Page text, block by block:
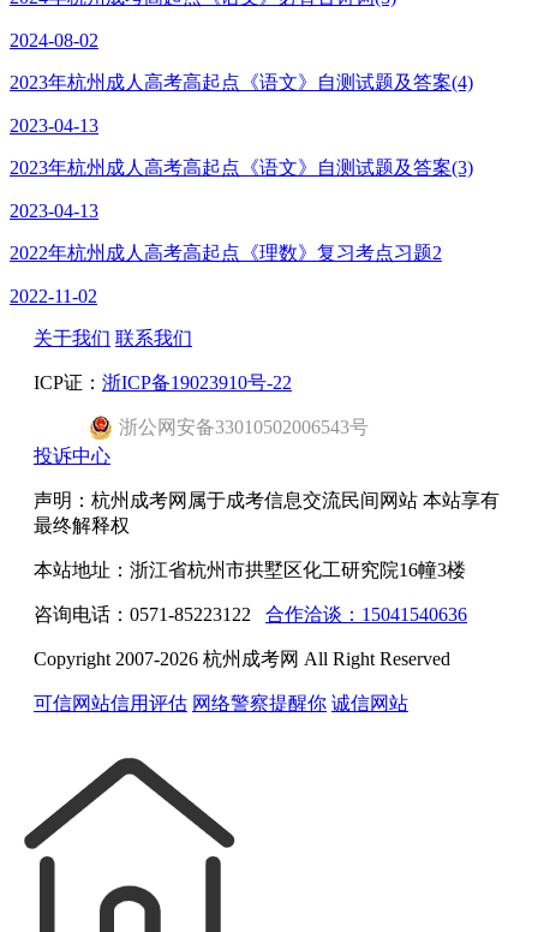
2024-08-02
2023年杭州成人高考高起点《语文》自测试题及答案(4)
2023-04-13
2023年杭州成人高考高起点《语文》自测试题及答案(3)
2023-04-13
2022年杭州成人高考高起点《理数》复习考点习题2
2022-11-02
关于我们 联系我们
ICP证： 浙ICP备19023910号-22
浙公网安备33010502006543号
投诉中心
声明：杭州成考网属于成考信息交流民间网站 本站享有
最终解释权
本站地址：浙江省杭州市拱墅区化工研究院16幢3楼
咨询电话：0571-85223122 合作洽谈：15041540636
Copyright 2007-2026 杭州成考网 All Right Reserved
可信网站信用评估 网络警察提醒你 诚信网站